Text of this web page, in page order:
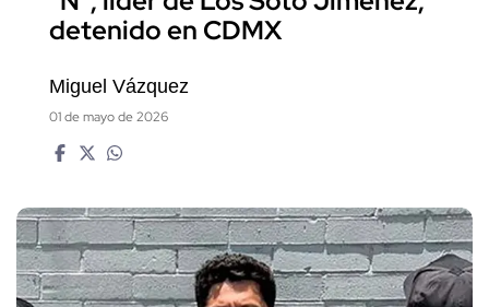
detenido en CDMX
Miguel Vázquez
01 de mayo de 2026